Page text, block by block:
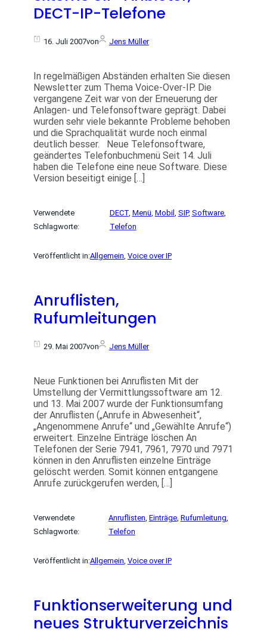
DECT-IP-Telefone
16. Juli 2007von Jens Müller
In regelmäßigen Abständen erhalten Sie diesen
Newsletter zum Thema Voice-Over-IP. Die
vergangene Zeit war von der Erneuerung der
Anlagen- und Telefonsoftware geprägt. Dabei
wurden sehr viele bekannte Probleme behoben
und die Sprachqualität wurde noch einmal
deutlich besser. Neue Telefonsoftware,
geändertes Telefonbuchmenü Seit 14. Juli
haben die Telefone eine neue Software. Diese
Version beseitigt einige […]
Verwendete
Schlagworte:
DECT, Menü, Mobil , SIP, Software
Telefon
Veröffentlicht in:Allgemein, Voice over IP
Anruflisten,
Rufumleitungen
29. Mai 2007von Jens Müller
Neue Funktionen bei Anruflisten Mit der
Umstellung der Vermittlungssoftware am 12.
und 13. Mai 2007 wurde der Funktionsumfang
der Anruflisten („Anrufe in Abwesenheit“,
„Angenommene Anrufe“ und „Gewählte Anrufe“)
erweitert. Einzelne Einträge löschen An
Telefonen der Serie 7941, 7961, 7970 und 7971
können in den Anruflisten einzelne Einträge
gelöscht werden. Somit können entgangene
Anrufe zurückgerufen werden, […]
Verwendete
Schlagworte:
Anruflisten, Einträge, Rufumleitung
Telefon
Veröffentlicht in:Allgemein, Voice over IP
Funktionserweiterung und
neues Strukturverzeichnis